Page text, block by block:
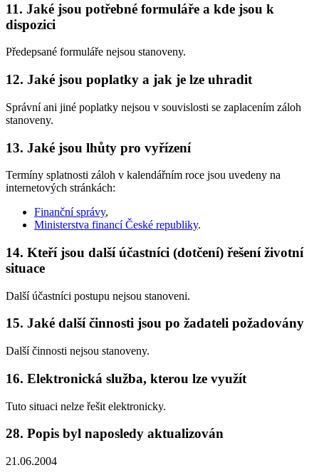
11. Jaké jsou potřebné formuláře a kde jsou k
dispozici
Předepsané formuláře nejsou stanoveny.
12. Jaké jsou poplatky a jak je lze uhradit
Správní ani jiné poplatky nejsou v souvislosti se zaplacením záloh
stanoveny.
13. Jaké jsou lhůty pro vyřízení
Termíny splatnosti záloh v kalendářním roce jsou uvedeny na
internetových stránkách:
Finanční správy,
Ministerstva financí České republiky.
14. Kteří jsou další účastníci (dotčení) řešení životní
situace
Další účastníci postupu nejsou stanoveni.
15. Jaké další činnosti jsou po žadateli požadovány
Další činnosti nejsou stanoveny.
16. Elektronická služba, kterou lze využít
Tuto situaci nelze řešit elektronicky.
28. Popis byl naposledy aktualizován
21.06.2004